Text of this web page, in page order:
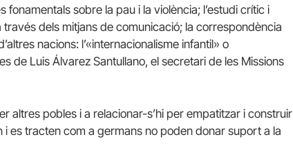
fonamentals sobre la pau i la violència; l’estudi crític i
dels mitjans de comunicació; la correspondència
nacions: l’«internacionalisme infantil» o
de Luis Álvarez Santullano, el secretari de les Missions
altres pobles i a relacionar-s’hi per empatitzar i construir
i es tracten com a germans no poden donar suport a la